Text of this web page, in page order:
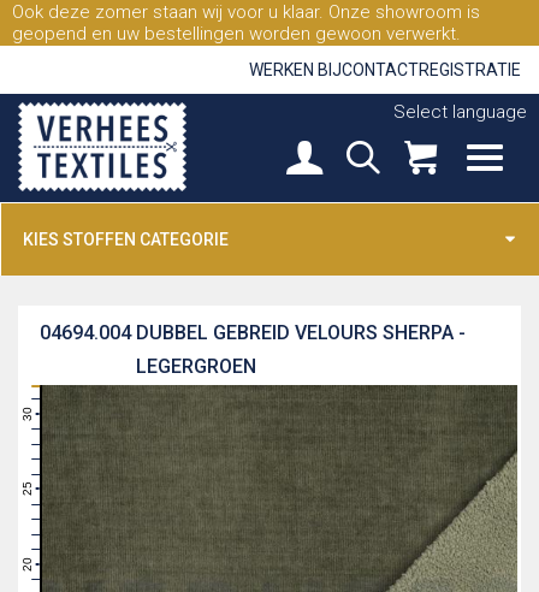
Ook deze zomer staan wij voor u klaar. Onze showroom is
geopend en uw bestellingen worden gewoon verwerkt.
WERKEN BIJCONTACTREGISTRATIE
Select language
KIES STOFFEN CATEGORIE
DUBBEL GEBREID VELOURS SHERPA -
LEGERGROEN
04694.004
21
26